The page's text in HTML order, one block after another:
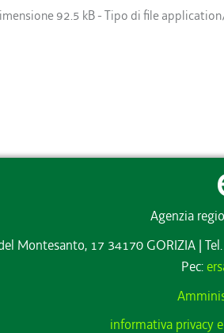
92.5 kB- Tipo di file
Agenzia
Montesanto, 17 34170 GORIZIA |
Pec:
informativa privacy